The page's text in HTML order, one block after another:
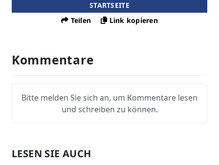
STARTSEITE
Teilen
Link kopieren
Kommentare
Bitte melden Sie sich an, um Kommentare lesen
und schreiben zu können.
LESEN SIE AUCH